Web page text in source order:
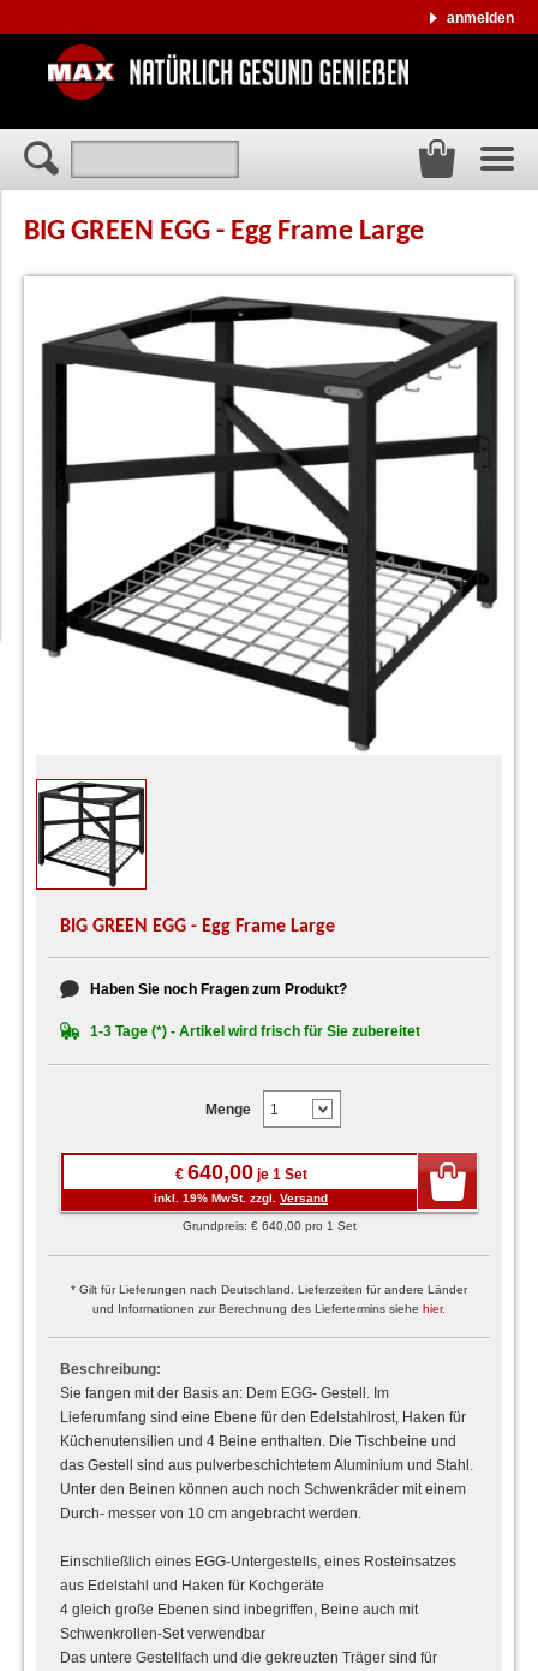
anmelden
BIG GREEN EGG - Egg Frame Large
BIG GREEN EGG - Egg Frame Large
Haben Sie noch Fragen zum Produkt?
1-3 Tage (*) - Artikel wird frisch für Sie zubereitet
Menge
€ 640,00je 1 Set
inkl. 19% MwSt. zzgl. Versand
Grundpreis: € 640,00 pro 1 Set
* Gilt für Lieferungen nach Deutschland. Lieferzeiten für andere Länder
und Informationen zur Berechnung des Liefertermins siehe hier.
Beschreibung:
Sie fangen mit der Basis an: Dem EGG- Gestell. Im
Lieferumfang sind eine Ebene für den Edelstahlrost, Haken für
Küchenutensilien und 4 Beine enthalten. Die Tischbeine und
das Gestell sind aus pulverbeschichtetem Aluminium und Stahl.
Unter den Beinen können auch noch Schwenkräder mit einem
Durch- messer von 10 cm angebracht werden.
Einschließlich eines EGG-Untergestells, eines Rosteinsatzes
aus Edelstahl und Haken für Kochgeräte
4 gleich große Ebenen sind inbegriffen, Beine auch mit
Schwenkrollen-Set verwendbar
Das untere Gestellfach und die gekreuzten Träger sind für